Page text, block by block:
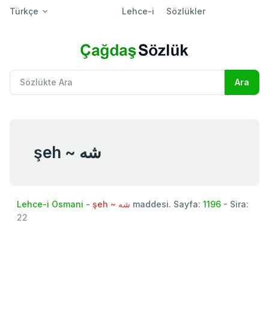
Türkçe Lehce-i Sözlükler
şeh ~ شه
Lehce-i Osmani - şeh ~ شه maddesi. Sayfa: 1196 - Sira:
22